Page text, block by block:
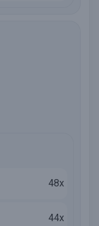
48x
44x